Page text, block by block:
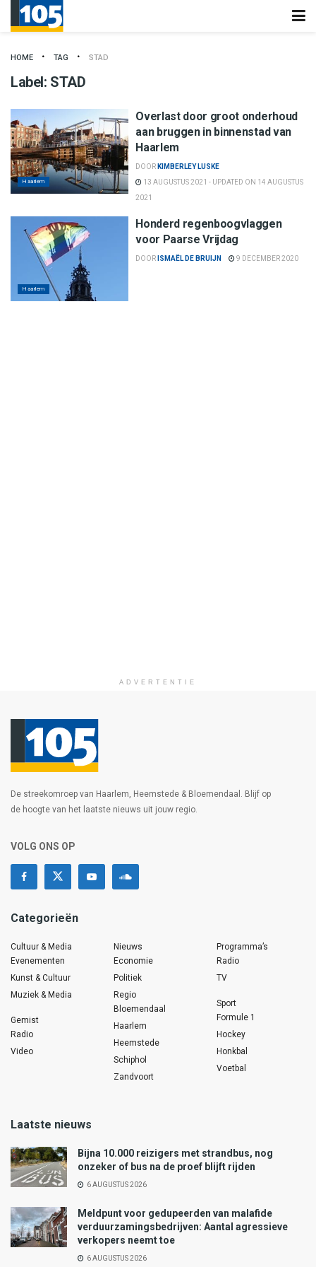
HOME TAG STAD
Label: STAD
Haarlem
Overlast door groot onderhoud
aan bruggen in binnenstad van
Haarlem
DOOR KIMBERLEY LUSKE
13 AUGUSTUS 2021 - UPDATED ON 14 AUGUSTUS
2021
Haarlem
Honderd regenboogvlaggen
voor Paarse Vrijdag
DOOR ISMAËL DE BRUIJN 9 DECEMBER 2020
ADVERTENTIE
De streekomroep van Haarlem, Heemstede & Bloemendaal. Blijf op
de hoogte van het laatste nieuws uit jouw regio.
VOLG ONS OP
Categorieën
Cultuur & Media
Evenementen
Kunst & Cultuur
Muziek & Media
Gemist
Radio
Video
Nieuws
Economie
Politiek
Regio
Bloemendaal
Haarlem
Heemstede
Schiphol
Zandvoort
Programma’s
Radio
TV
Sport
Formule 1
Hockey
Honkbal
Voetbal
Laatste nieuws
Bijna 10.000 reizigers met strandbus, nog
onzeker of bus na de proef blijft rijden
6 AUGUSTUS 2026
Meldpunt voor gedupeerden van malafide
verduurzamingsbedrijven: Aantal agressieve
verkopers neemt toe
6 AUGUSTUS 2026